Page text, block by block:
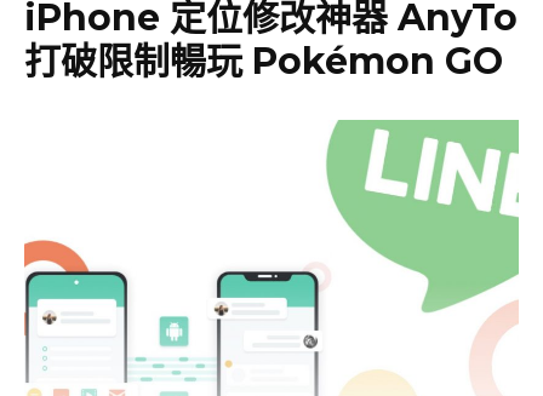
iPhone 定位修改神器 AnyTo
打破限制暢玩 Pokémon GO